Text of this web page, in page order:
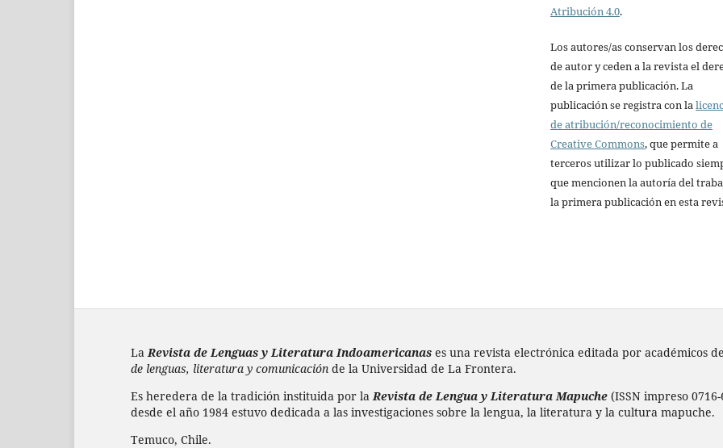
Atribución 4.0.
Los autores/as conservan los
de autor y ceden a la revista el
de la primera publicación. La
publicación se registra con la
de atribución/reconocimiento de
Creative Commons, que permite a
terceros utilizar lo publicado
que mencionen la autoría del
la primera publicación en esta
La Revista de Lenguas y Literatura Indoamericanas es una revista electrónica editada por académicos
de lenguas, literatura y comunicación de la Universidad de La Frontera.
Es heredera de la tradición instituida por la Revista de Lengua y Literatura Mapuche (ISSN impreso
desde el año 1984 estuvo dedicada a las investigaciones sobre la lengua, la literatura y la cultura mapuche.
Temuco, Chile.